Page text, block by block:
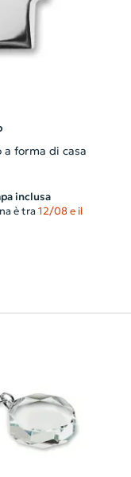
forma di casa
inclusa
è tra 12/08 e il